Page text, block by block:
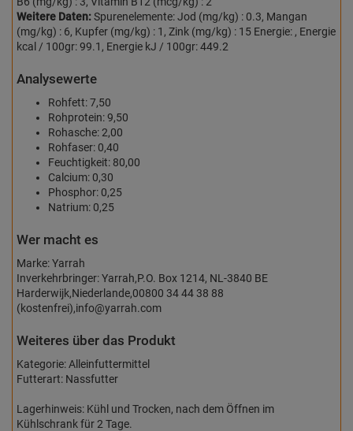
Weitere Daten:Spurenelemente: Jod (mg/kg) : 0.3, Mangan
(mg/kg) : 6, Kupfer (mg/kg) : 1, Zink (mg/kg) : 15 Energie: , Energie
kcal / 100gr: 99.1, Energie kJ / 100gr: 449.2
Analysewerte
Rohfett: 7,50
Rohprotein: 9,50
Rohasche: 2,00
Rohfaser: 0,40
Feuchtigkeit: 80,00
Calcium: 0,30
Phosphor: 0,25
Natrium: 0,25
Wer macht es
Marke: Yarrah
Inverkehrbringer: Yarrah,P.O. Box 1214, NL-3840 BE
Harderwijk,Niederlande,00800 34 44 38 88
(kostenfrei),info@yarrah.com
Weiteres über das Produkt
Kategorie: Alleinfuttermittel
Futterart: Nassfutter
Lagerhinweis: Kühl und Trocken, nach dem Öffnen im
Kühlschrank für 2 Tage.